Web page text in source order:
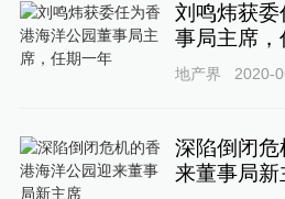
刘鸣炜获
事局主席
地产界 2020-
深陷倒闭危
来董事局新